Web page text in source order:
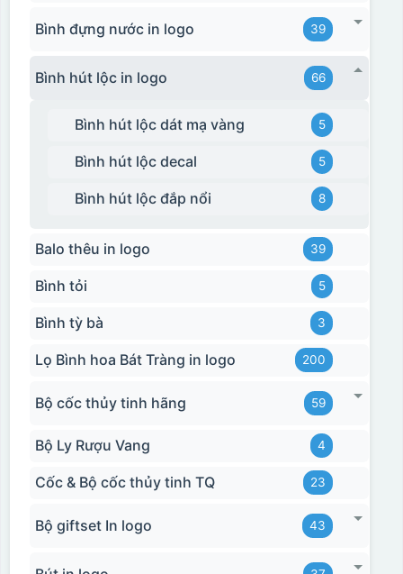
Bình đựng nước in logo 39
Bình hút lộc in logo 66
Bình hút lộc dát mạ vàng 5
Bình hút lộc decal 5
Bình hút lộc đắp nổi 8
Balo thêu in logo 39
Bình tỏi 5
Bình tỳ bà 3
Lọ Bình hoa Bát Tràng in logo 200
Bộ cốc thủy tinh hãng 59
Bộ Ly Rượu Vang 4
Cốc & Bộ cốc thủy tinh TQ 23
Bộ giftset In logo 43